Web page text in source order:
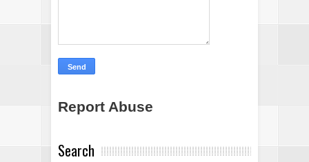
Report Abuse
Search